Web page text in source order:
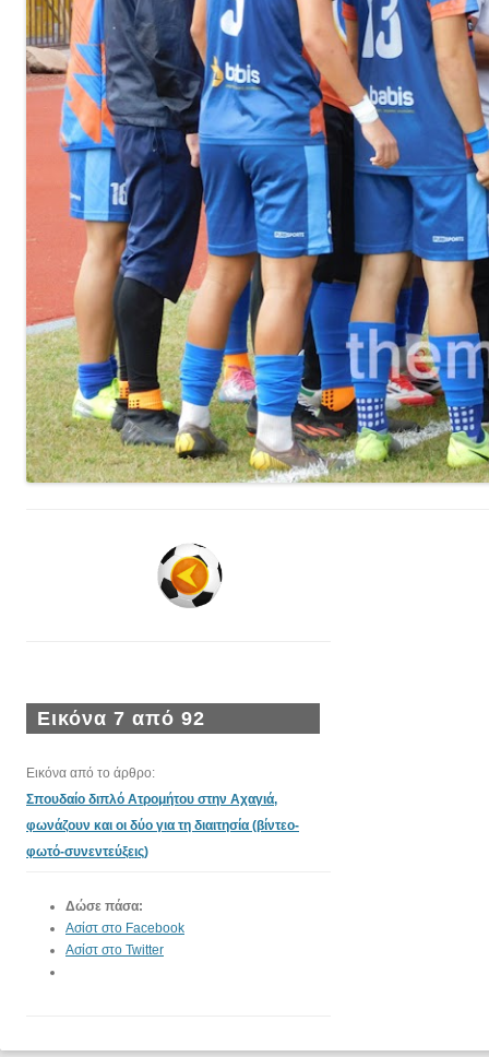
Εικόνα 7 από 92
Εικόνα από το άρθρο:
Σπουδαίο διπλό Ατρομήτου στην Αχαγιά,
φωνάζουν και οι δύο για τη διαιτησία (βίντεο-
φωτό-συνεντεύξεις)
Δώσε πάσα:
Ασίστ στο Facebook
Ασίστ στο Twitter